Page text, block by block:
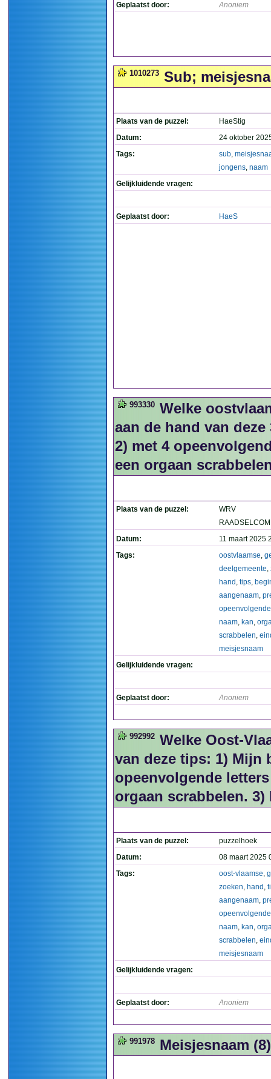
Geplaatst door: Anoniem
1010273 Sub;
Plaats van de puzzel:
HaeStig
Datum:
24 oktober
Tags:
sub,
jongens, naam
Gelijkluidende vragen:
Geplaatst door: HaeS
993330 Welke
aan de hand van
2) met 4
een orgaan
Plaats van de puzzel:
WRV
Datum:
11 maart 2025
Tags:
oostvlaamse,
deelgemeente,
hand , tips,
aangenaam,
opeenvolgende
naam, kan,
scrabbelen,
meisjesnaam
Gelijkluidende vragen:
Geplaatst door: Anoniem
992992 Welke Oost-
van deze tips: 1) Mijn
opeenvolgende
orgaan scrabbelen.
Plaats van de puzzel:
puzzelhoek
Datum:
08 maart 2025
Tags:
oost-vlaamse,
zoeken, hand ,
aangenaam,
opeenvolgende
naam, kan,
scrabbelen,
meisjesnaam
Gelijkluidende vragen:
Geplaatst door: Anoniem
991978 Meisjesnaam (8)